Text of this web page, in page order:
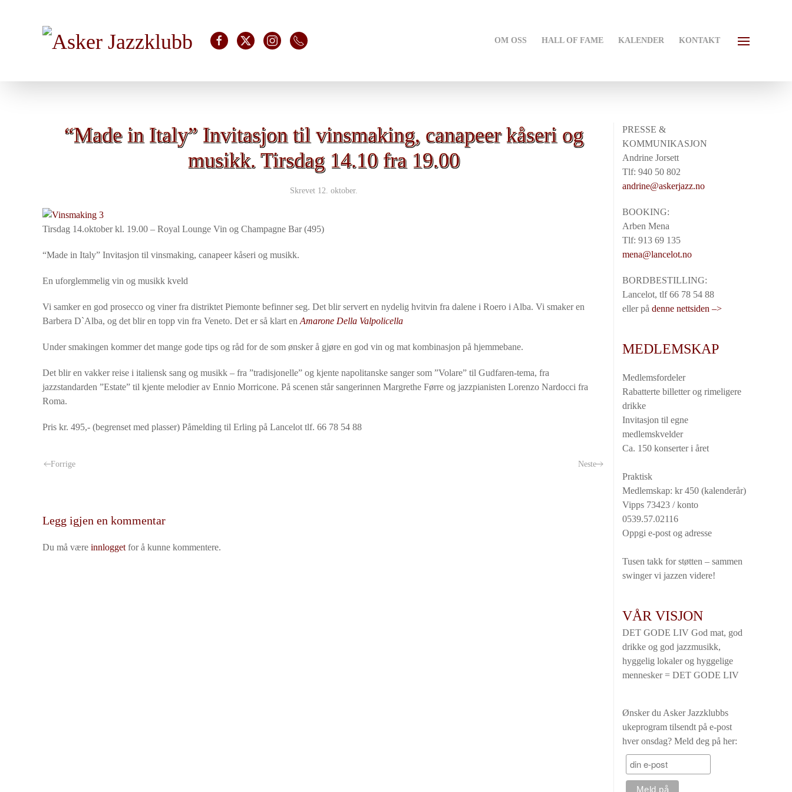
Skip to main content
OM OSS HALL OF FAME KALENDER KONTAKT
“Made in Italy” Invitasjon til vinsmaking, canapeer kåseri og
musikk. Tirsdag 14.10 fra 19.00
Skrevet 12. oktober.
Tirsdag 14.oktober kl. 19.00 – Royal Lounge Vin og Champagne Bar (495)
“Made in Italy” Invitasjon til vinsmaking, canapeer kåseri og musikk.
En uforglemmelig vin og musikk kveld
Vi samker en god prosecco og viner fra distriktet Piemonte befinner seg. Det blir servert en nydelig hvitvin fra dalene i Roero i Alba. Vi smaker en
Barbera D`Alba, og det blir en topp vin fra Veneto. Det er så klart en Amarone Della Valpolicella
Under smakingen kommer det mange gode tips og råd for de som ønsker å gjøre en god vin og mat kombinasjon på hjemmebane.
Det blir en vakker reise i italiensk sang og musikk – fra ”tradisjonelle” og kjente napolitanske sanger som ”Volare” til Gudfaren-tema, fra
jazzstandarden ”Estate” til kjente melodier av Ennio Morricone. På scenen står sangerinnen Margrethe Førre og jazzpianisten Lorenzo Nardocci fra
Roma.
Pris kr. 495,- (begrenset med plasser) Påmelding til Erling på Lancelot tlf. 66 78 54 88
Forrige Neste
Legg igjen en kommentar
Du må være innlogget for å kunne kommentere.
PRESSE &
KOMMUNIKASJON
Andrine Jorsett
Tlf: 940 50 802
andrine@askerjazz.no
BOOKING:
Arben Mena
Tlf: 913 69 135
mena@lancelot.no
BORDBESTILLING:
Lancelot, tlf 66 78 54 88
eller på denne nettsiden –>
MEDLEMSKAP
Medlemsfordeler
Rabatterte billetter og rimeligere
drikke
Invitasjon til egne
medlemskvelder
Ca. 150 konserter i året
Praktisk
Medlemskap: kr 450 (kalenderår)
Vipps 73423 / konto
0539.57.02116
Oppgi e-post og adresse
Tusen takk for støtten – sammen
swinger vi jazzen videre!
VÅR VISJON
DET GODE LIV God mat, god
drikke og god jazzmusikk,
hyggelig lokaler og hyggelige
mennesker = DET GODE LIV
Ønsker du Asker Jazzklubbs
ukeprogram tilsendt på e-post
hver onsdag? Meld deg på her: